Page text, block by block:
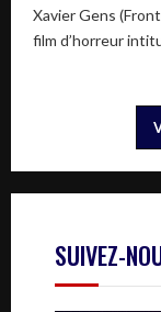
Xavier Gens
film d’horreur
SUIVEZ-